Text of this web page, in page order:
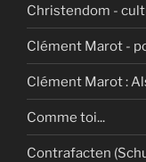
Christendom -
Clément Marot -
Clément Marot :
Comme toi...
Contrafacten